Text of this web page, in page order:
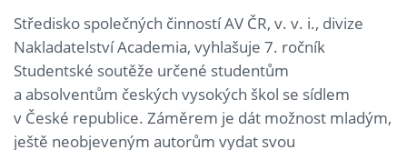
Středisko společných činností AV ČR, v. v. i., divize
Nakladatelství Academia, vyhlašuje 7. ročník
Studentské soutěže určené studentům
a absolventům českých vysokých škol se sídlem
v České republice. Záměrem je dát možnost mladým,
ještě neobjeveným autorům vydat svou